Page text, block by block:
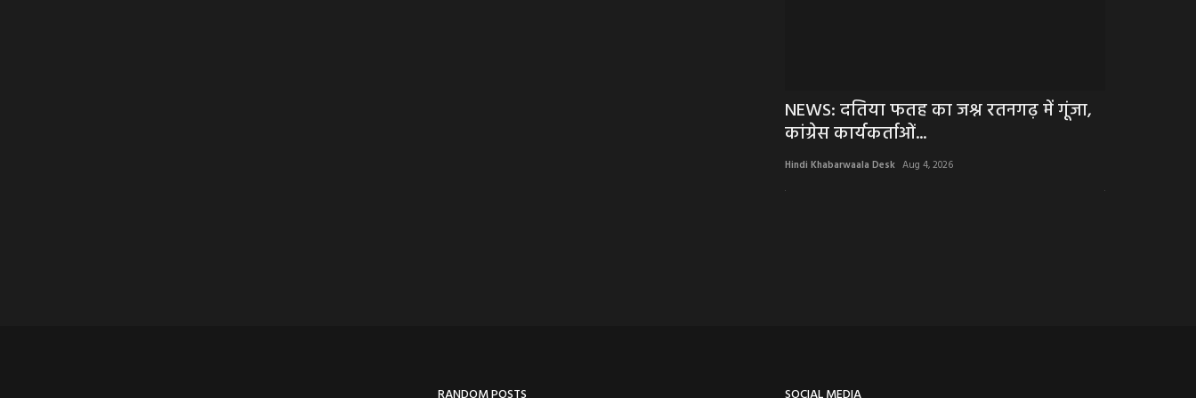
NEWS: दतिया फतह का जश्न रतनगढ़ में गूंजा,
कांग्रेस कार्यकर्ताओं...
Hindi Khabarwaala Desk Aug 4, 2026